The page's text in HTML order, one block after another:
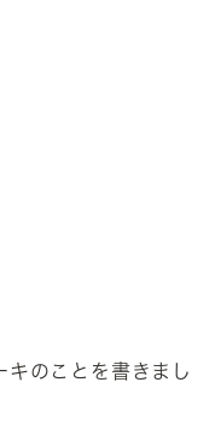
キのことを書きまし